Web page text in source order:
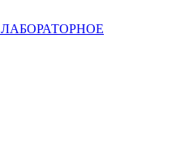
ЛАБОРАТОРНОЕ